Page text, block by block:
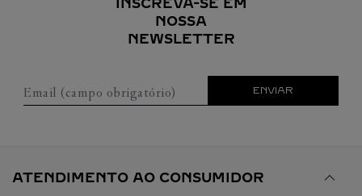
INSCREVA-SE EM
NOSSA
NEWSLETTER
Email (campo obrigatório) ENVIAR
ATENDIMENTO AO CONSUMIDOR